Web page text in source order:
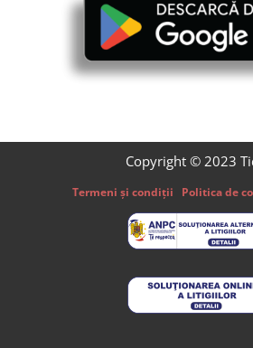
Copyright © 2023
Termeni și condiții Politica de